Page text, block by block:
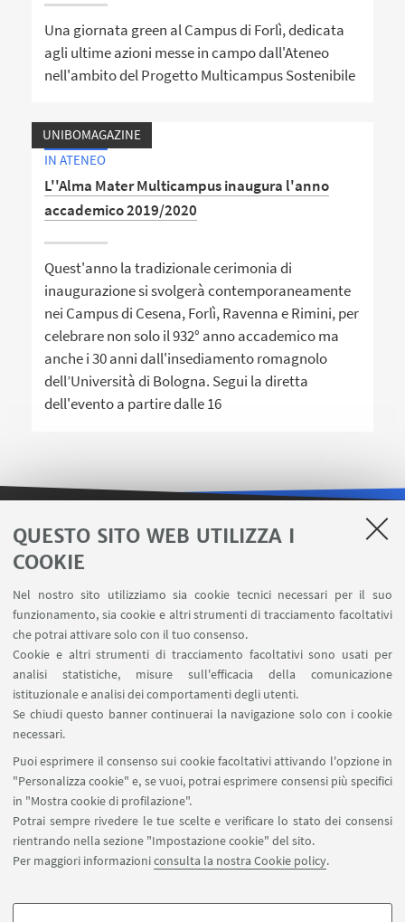
QUESTO SITO WEB UTILIZZA I
COOKIE
Nel nostro sito utilizziamo sia cookie tecnici necessari per il suo
funzionamento, sia cookie e altri strumenti di tracciamento facoltativi
che potrai attivare solo con il tuo consenso.
Cookie e altri strumenti di tracciamento facoltativi sono usati per
analisi statistiche, misure sull'efficacia della comunicazione
istituzionale e analisi dei comportamenti degli utenti.
Se chiudi questo banner continuerai la navigazione solo con i cookie
necessari.
Puoi esprimere il consenso sui cookie facoltativi attivando l'opzione in
"Personalizza cookie" e, se vuoi, potrai esprimere consensi più specifici
in "Mostra cookie di profilazione".
Potrai sempre rivedere le tue scelte e verificare lo stato dei consensi
rientrando nella sezione "Impostazione cookie" del sito.
Per maggiori informazioniconsulta la nostra Cookie policy.
Una giornata green al Campus di Forlì, dedicata
agli ultime azioni messe in campo dall'Ateneo
nell'ambito del Progetto Multicampus Sostenibile
UNIBOMAGAZINE
IN ATENEO
L''Alma Mater Multicampus inaugura l'anno
accademico 2019/2020
Quest'anno la tradizionale cerimonia di
inaugurazione si svolgerà contemporaneamente
nei Campus di Cesena, Forlì, Ravenna e Rimini, per
celebrare non solo il 932° anno accademico ma
anche i 30 anni dall'insediamento romagnolo
dell’Università di Bologna. Segui la diretta
dell'evento a partire dalle 16
LINK UTILI
Area riservata
Carta dei servizi
SEGUI IL DIPARTIMENTO SU:
SEGUI UNIBO SU:
APP: